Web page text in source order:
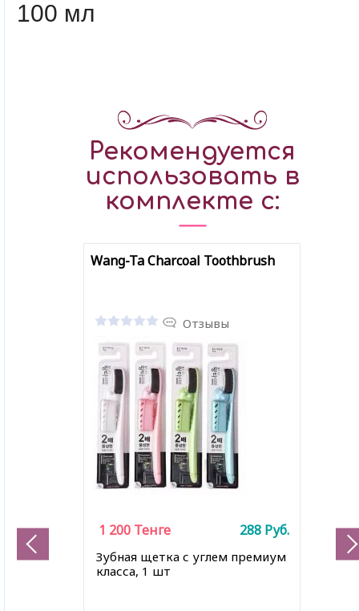
100 мл
Рекомендуется
использовать в
комплекте с:
Wang-Ta Charcoal Toothbrush
Отзывы
Зубная щетка с углем премиум
класса, 1 шт
1 200 Тенге 288 Руб.